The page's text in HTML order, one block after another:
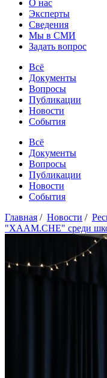
О нас
Эксперты
Сведения
Мы в СМИ
Задать вопрос
Всё
Документы
Вопросы
Публикации
Новости
События
Всё
Документы
Вопросы
Публикации
Новости
События
Главная / Новости /
"ХААМ.СНЕ" среди